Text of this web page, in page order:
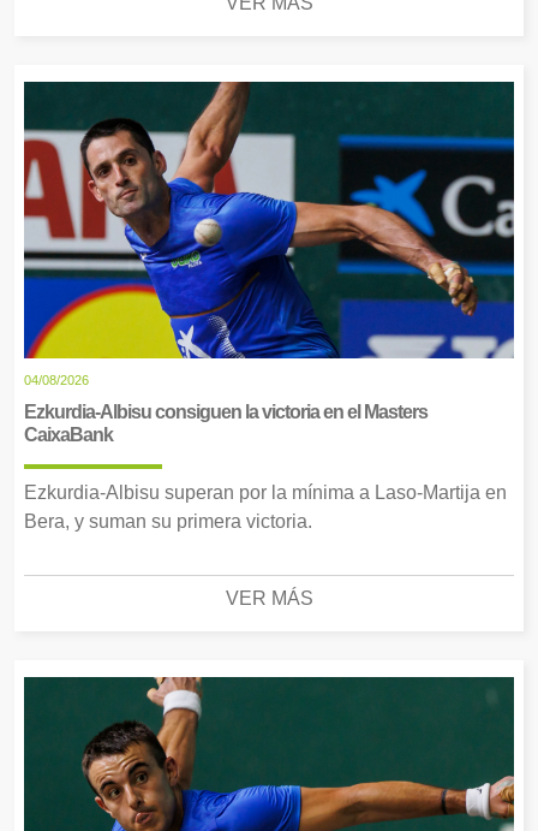
04/08/2026
Ezkurdia-Albisu consiguen la victoria en el Masters
CaixaBank
Ezkurdia-Albisu superan por la mínima a Laso-Martija en
Bera, y suman su primera victoria.
VER MÁS